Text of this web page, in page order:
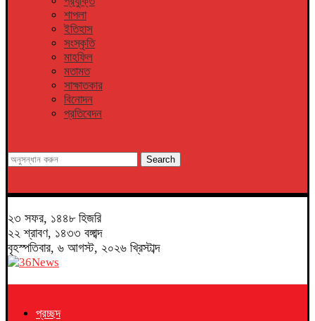
শাপলা
ইতিহাস
সংস্কৃতি
মাহফিল
মতামত
সাক্ষাতকার
বিনোদন
প্রতিবেদন
Search
২৩ সফর, ১৪৪৮ হিজরি
২২ শ্রাবণ, ১৪৩৩ বঙ্গাব্দ
বৃহস্পতিবার, ৬ আগস্ট, ২০২৬ খ্রিস্টাব্দ
প্রচ্ছদ